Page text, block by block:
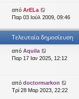
από ArELa
Παρ 03 Ιούλ 2009, 09:46
Τελευταία δημοσίευση
από Aquila
Παρ 17 Ιαν 2025, 12:12
από doctormarkon
Τρί 28 Μαρ 2023, 22:22